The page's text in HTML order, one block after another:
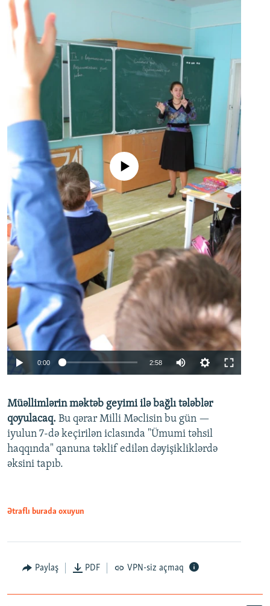
Auto 240p 360p 480p
720p 1080p
No media source currently available
0:00 2:58
360p
480p
720p
Müəllimlərin məktəb geyimi ilə bağlı tələblər
qoyulacaq. Bu qərar Milli Məclisin bu gün —
iyulun 7-də keçirilən iclasında "Ümumi təhsil
haqqında" qanuna təklif edilən dəyişikliklərdə
əksini tapıb.
Ətraflı burada oxuyun
Paylaş PDF VPN-siz açmaq